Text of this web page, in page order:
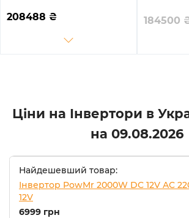
208488 ₴ 184500
Ціни на Інвертори в
на 09.08.2026
Найдешевший товар:
Інвертор PowMr 2000W DC 12V AC
12V
6999 грн